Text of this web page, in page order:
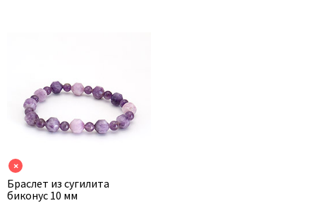
×
Браслет из сугилита
биконус 10 мм